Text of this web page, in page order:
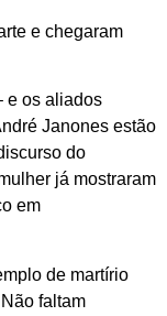
e chegaram
e os aliados
Janones estão
do
já mostraram
em
de martírio
faltam